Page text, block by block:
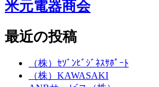
米元電器商会
最近の投稿
（株）ｾｿﾞﾝﾋﾞｼﾞﾈｽｻﾎﾟｰﾄ
（株）KAWASAKI